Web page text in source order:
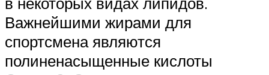
Важнейшими жирами для
спортсмена являются
полиненасыщенные кислоты